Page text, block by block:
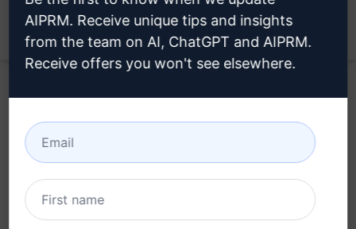
BuChatGPT İstemini
Şimdi
Deneyin
AIPRM. Receive unique tips and insights
from the team on AI, ChatGPT and AIPRM.
Receive offers you won't see elsewhere.